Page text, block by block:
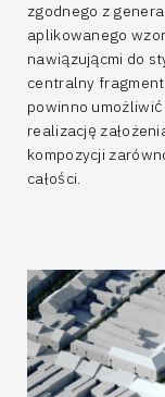
zgodnego z
aplikowanego
nawiązującmi do
centralny
powinno
realizację
kompozycji
całości.